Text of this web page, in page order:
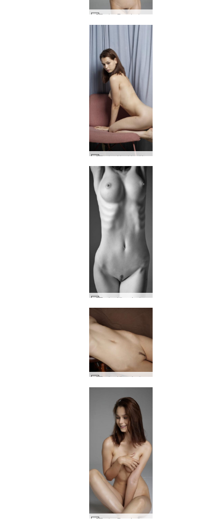
Tasha Russische Schönheit #4
Tasha Nackter Körper #35
Tasha Klassische Akte #45
Tasha Klassische Fotografie #42
Tasha Russische Schönheit #16